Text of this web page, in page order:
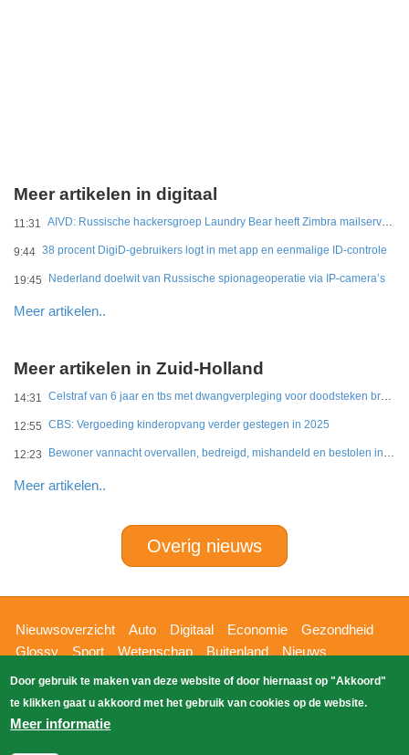
Meer artikelen in digitaal
11:31 AIVD: Russische hackersgroep Laundry Bear heeft Zimbra mailservers gehackt
9:44 38 procent DigiD-gebruikers logt in met app en eenmalige ID-controle
19:45 Nederland doelwit van Russische spionageoperatie via IP-camera’s
Meer artikelen..
Meer artikelen in Zuid-Holland
14:31 Celstraf van 6 jaar en tbs met dwangverpleging voor doodsteken broer in Gouda
12:55 CBS: Vergoeding kinderopvang verder gestegen in 2025
12:23 Bewoner vannacht overvallen, bedreigd, mishandeld en bestolen in Leidschendam
Meer artikelen..
Overig nieuws
Hoofdnavigatie
Nieuwsoverzicht Auto Digitaal Economie
Gezondheid
Glossy
Sport Wetenschap Buitenland
Nieuws
Bizzpress
Blik op 112 Provincies
Weekoverzicht
Zoeken
Copyright Blik Op Nieuws 2026gehost
Door gebruik te maken van deze website of door hiernaast op "Akkoord"
te klikken gaat u akkoord met het gebruik van cookies op de website.
Meer informatie